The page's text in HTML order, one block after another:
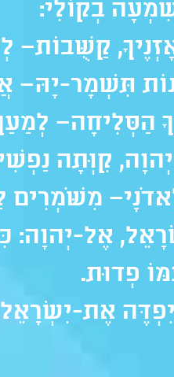
בְקוֹלִי:
קַשֻּׁבוֹת–
תִּשְׁמָר-יָהּ–
הַסְּלִיחָה–
קִוְּתָה
אֶל-יְהוָה:
פְדוּת.
אֶת-